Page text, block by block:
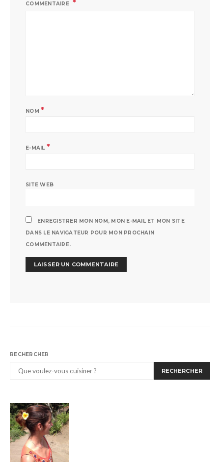
COMMENTAIRE
NOM *
E-MAIL *
SITE WEB
ENREGISTRER MON NOM, MON E-MAIL ET MON SITE
DANS LE NAVIGATEUR POUR MON PROCHAIN
COMMENTAIRE.
RECHERCHER
RECHERCHER